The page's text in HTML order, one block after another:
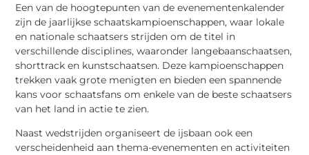
Een van de hoogtepunten van de evenementenkalender
zijn de jaarlijkse schaatskampioenschappen, waar lokale
en nationale schaatsers strijden om de titel in
verschillende disciplines, waaronder langebaanschaatsen,
shorttrack en kunstschaatsen. Deze kampioenschappen
trekken vaak grote menigten en bieden een spannende
kans voor schaatsfans om enkele van de beste schaatsers
van het land in actie te zien.
Naast wedstrijden organiseert de ijsbaan ook een
verscheidenheid aan thema-evenementen en activiteiten